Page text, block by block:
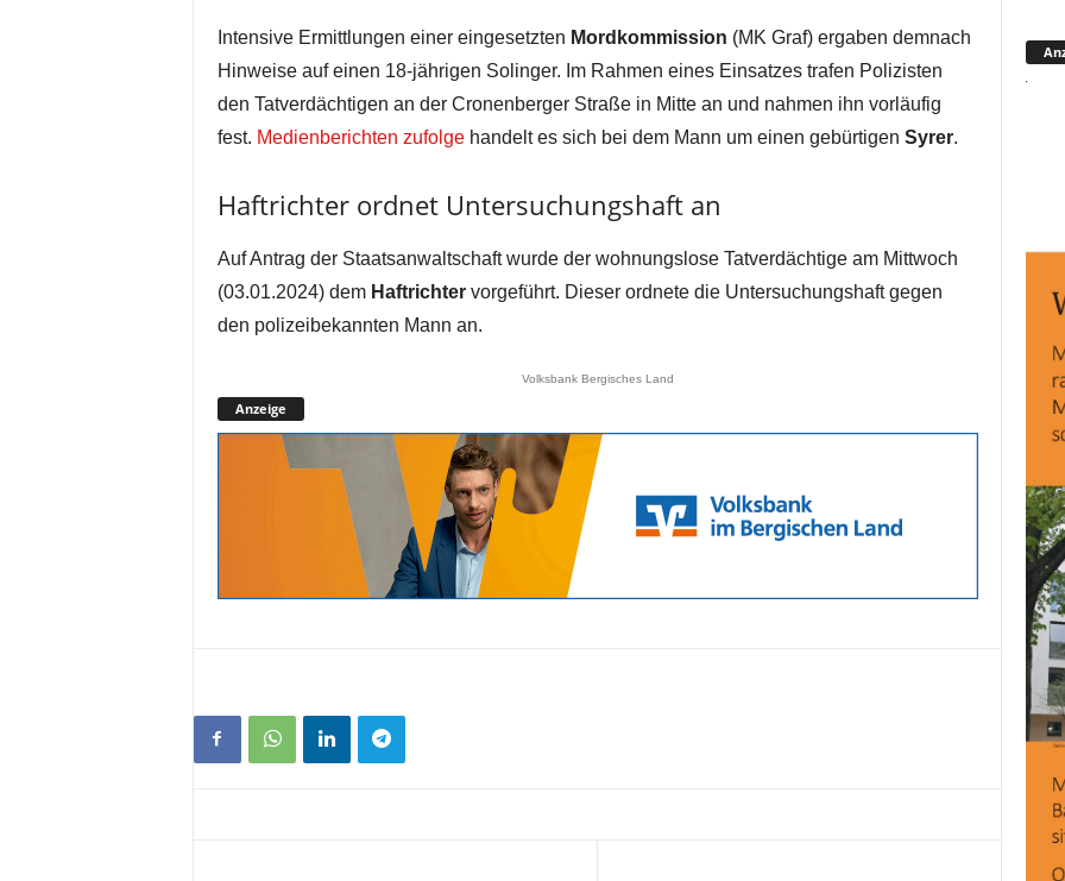
Intensive Ermittlungen einer eingesetzten Mordkommission (MK Graf) ergaben demnach
Hinweise auf einen 18-jährigen Solinger. Im Rahmen eines Einsatzes trafen Polizisten
den Tatverdächtigen an der Cronenberger Straße in Mitte an und nahmen ihn vorläufig
fest. Medienberichten zufolgehandelt es sich bei dem Mann um einen gebürtigen Syrer.
Haftrichter ordnet Untersuchungshaft an
Auf Antrag der Staatsanwaltschaft wurde der wohnungslose Tatverdächtige am Mittwoch
(03.01.2024) dem Haftrichtervorgeführt. Dieser ordnete die Untersuchungshaft gegen
den polizeibekannten Mann an.
Volksbank Bergisches Land
Anzeige